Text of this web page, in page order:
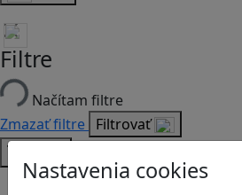
Nastavenia cookies
Filtre
Načítam filtre
Zmazať filtre Filtrovať
Typ